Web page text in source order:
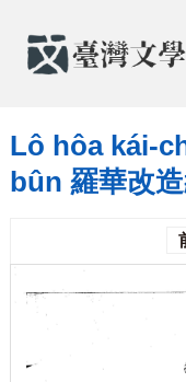
Lô hôa kái-
bûn 羅華改